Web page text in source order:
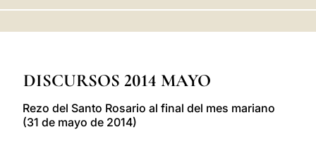
DISCURSOS 2014 MAYO
Rezo del Santo Rosario al final del mes mariano
(31 de mayo de 2014)